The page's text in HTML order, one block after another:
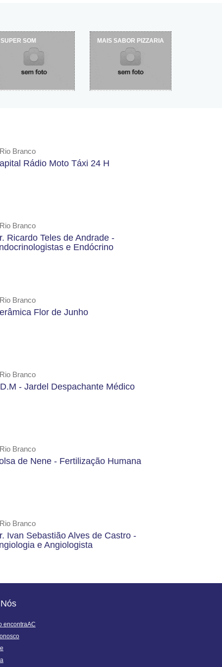
SUPER SOM MAIS SABOR PIZZARIA
Branco
Rádio Moto Táxi 24 H
Branco
Ricardo Teles de Andrade -
e Endócrino
Branco
Flor de Junho
Branco
- Jardel Despachante Médico
Branco
de Nene - Fertilização Humana
Branco
Ivan Sebastião Alves de Castro -
e Angiologista
encontraAC